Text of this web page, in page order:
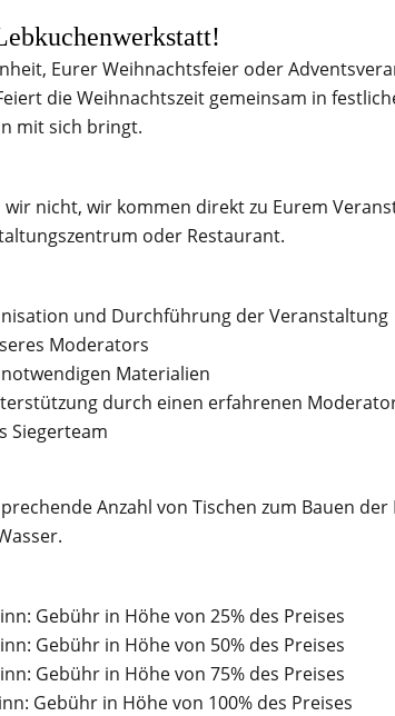
Eurer Weihnachtsfeier oder
die Weihnachtszeit gemeinsam in
mit sich bringt.
wir nicht, wir kommen direkt zu Eurem
oder Restaurant.
und Durchführung der Veranstaltung
Moderators
Materialien
durch einen erfahrenen
Siegerteam
Anzahl von Tischen zum Bauen
Gebühr in Höhe von 25% des Preises
Gebühr in Höhe von 50% des Preises
Gebühr in Höhe von 75% des Preises
Gebühr in Höhe von 100% des Preises